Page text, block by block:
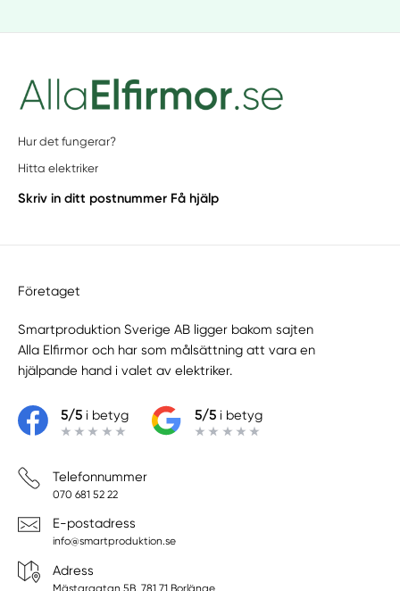
Hur det fungerar?
Hitta elektriker
Skriv in ditt postnummer Få hjälp
Företaget
Smartproduktion Sverige AB ligger bakom sajten
Alla Elfirmor och har som målsättning att vara en
hjälpande hand i valet av elektriker.
5/5i betyg 5/5i betyg
Telefonnummer
070 681 52 22
E-postadress
info@smartproduktion.se
Adress
Mästargatan 5B, 781 71 Borlänge